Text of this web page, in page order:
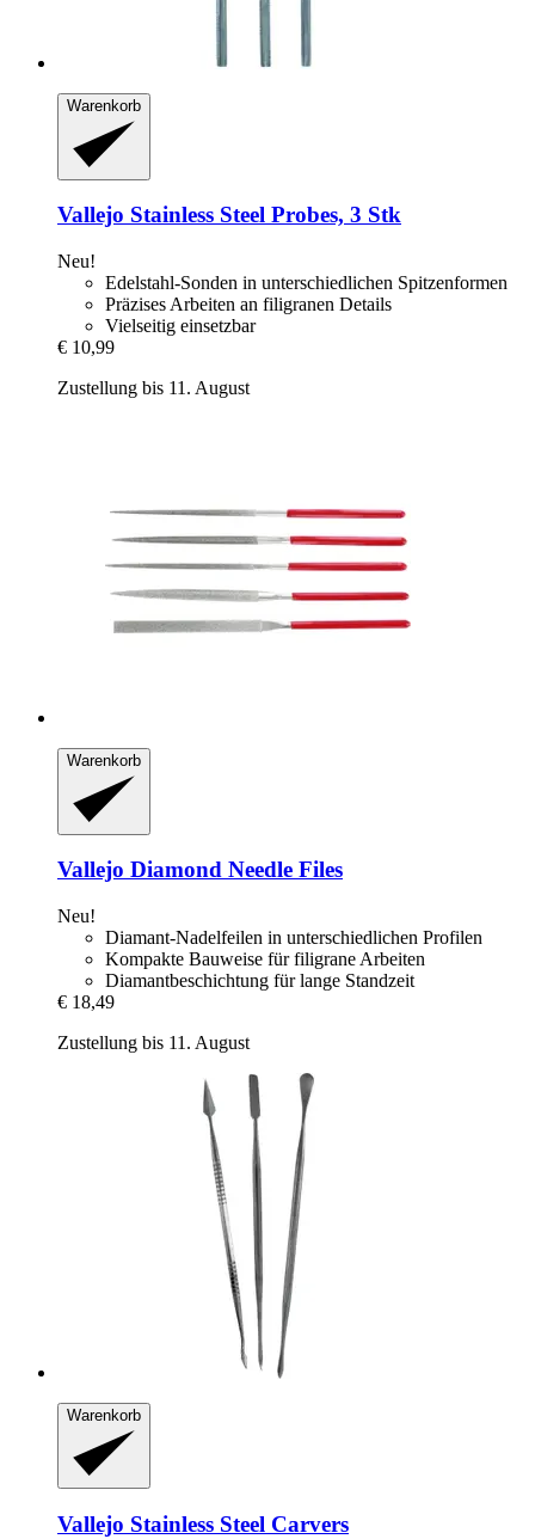
Warenkorb
Vallejo Stainless Steel Probes, 3 Stk
Neu!
Edelstahl-Sonden in unterschiedlichen Spitzenformen
Präzises Arbeiten an filigranen Details
Vielseitig einsetzbar
€ 10,99
Zustellung bis 11. August
Warenkorb
Vallejo Diamond Needle Files
Neu!
Diamant-Nadelfeilen in unterschiedlichen Profilen
Kompakte Bauweise für filigrane Arbeiten
Diamantbeschichtung für lange Standzeit
€ 18,49
Zustellung bis 11. August
Warenkorb
Vallejo Stainless Steel Carvers